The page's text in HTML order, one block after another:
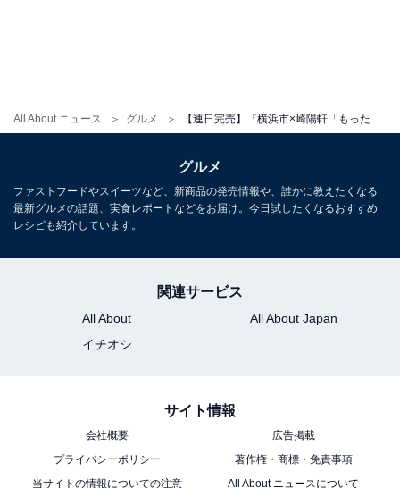
All About ニュース グルメ
グルメ
ファストフードやスイーツなど、新商品の発売情報や、誰かに教えたくなる
最新グルメの話題、実食レポートなどをお届け。今日試したくなるおすすめ
レシピも紹介しています。
関連サービス
All About
All About Japan
イチオシ
サイト情報
会社概要
広告掲載
プライバシーポリシー
著作権・商標・免責事項
当サイトの情報についての注意
All About ニュースについて